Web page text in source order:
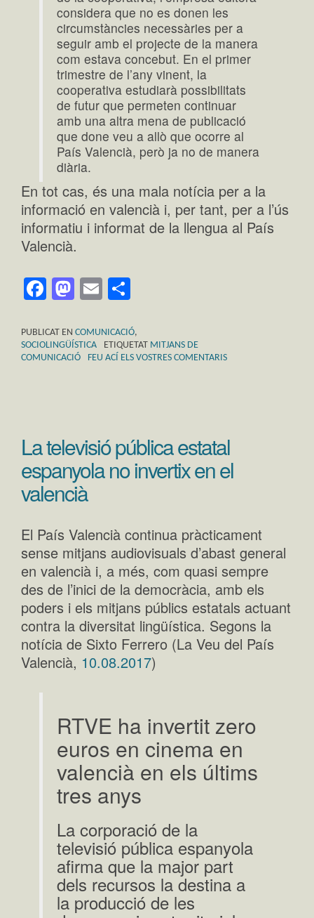
considera que no es donen les
circumstàncies necessàries per a
seguir amb el projecte de la manera
com estava concebut. En el primer
trimestre de l’any vinent, la
cooperativa estudiarà possibilitats
de futur que permeten continuar
amb una altra mena de publicació
que done veu a allò que ocorre al
País Valencià, però ja no de manera
diària.
En tot cas, és una mala notícia per a la
informació en valencià i, per tant, per a l’ús
informatiu i informat de la llengua al País
Valencià.
Facebook
Mastodon
Email
PUBLICAT EN COMUNICACIÓ,
SOCIOLINGÜÍSTICA
ETIQUETAT MITJANS DE
COMUNICACIÓ
FEU ACÍ ELS VOSTRES COMENTARIS
La televisió pública estatal
espanyola no invertix en el
valencià
El País Valencià continua pràcticament
sense mitjans audiovisuals d’abast general
en valencià i, a més, com quasi sempre
des de l’inici de la democràcia, amb els
poders i els mitjans públics estatals actuant
contra la diversitat lingüística. Segons la
notícia de Sixto Ferrero (La Veu del País
Valencià, 10.08.2017)
RTVE ha invertit zero
euros en cinema en
valencià en els últims
tres anys
La corporació de la
televisió pública espanyola
afirma que la major part
dels recursos la destina a
la producció de les